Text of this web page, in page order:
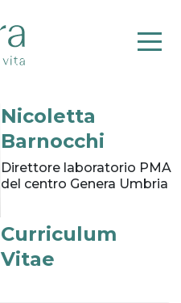
Nicoletta
Barnocchi
Direttore laboratorio PMA
del centro Genera Umbria
Curriculum
Vitae